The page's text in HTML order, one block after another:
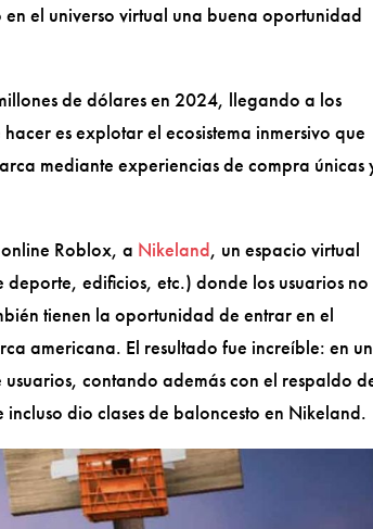
en el universo virtual una buena oportunidad
de dólares en 2024, llegando a los
es explotar el ecosistema inmersivo que
mediante experiencias de compra únicas
Roblox, a Nikeland, un espacio virtual
edificios, etc.) donde los usuarios no
tienen la oportunidad de entrar en el
americana. El resultado fue increíble: en
contando además con el respaldo
dio clases de baloncesto en Nikeland.